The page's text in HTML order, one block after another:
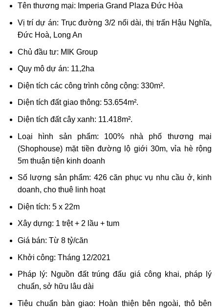
Tên thương mại: Imperia Grand Plaza Đức Hòa
Vị trí dự án: Trục đường 3/2 nối dài, thị trấn Hậu Nghĩa,
Đức Hoà, Long An
Chủ đầu tư: MIK Group
Quy mô dự án: 11,2ha
Diện tích các công trình công cộng: 330m².
Diện tích đất giao thông: 53.654m².
Diện tích đất cây xanh: 11.418m².
Loại hình sản phẩm: 100% nhà phố thương mại
(Shophouse) mặt tiền đường lộ giới 30m, vỉa hè rộng
5m thuận tiện kinh doanh
Số lượng sản phẩm: 426 căn phục vụ nhu cầu ở, kinh
doanh, cho thuê linh hoạt
Diện tích: 5 x 22m
Xây dựng: 1 trệt + 2 lầu + tum
Giá bán: Từ 8 tỷ/căn
Khởi công: Tháng 12/2021
Pháp lý: Nguồn đất trúng đấu giá công khai, pháp lý
chuẩn, sở hữu lâu dài
Tiêu chuẩn bàn giao: Hoàn thiện bên ngoài, thô bên